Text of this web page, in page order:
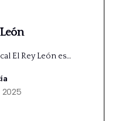
El Rey León es…
2025